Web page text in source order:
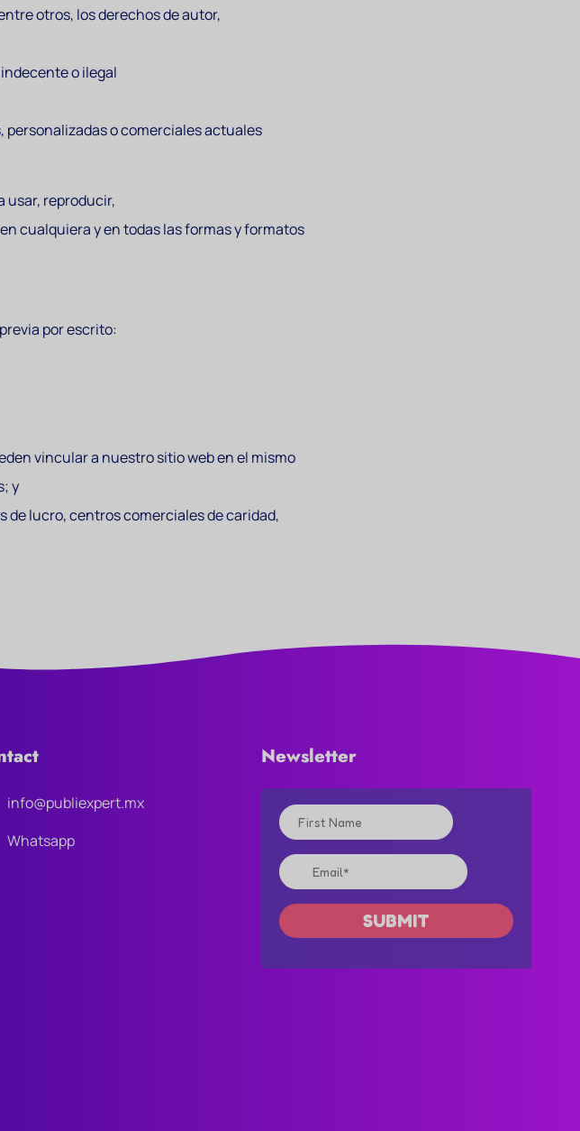
otros, los derechos de autor,
o ilegal
o comerciales actuales
usar, reproducir,
cualquiera y en todas las formas y formatos
por escrito:
vincular a nuestro sitio web en el mismo
y
de lucro, centros comerciales de caridad,
info@publiexpert.mx
Whatsapp
Newsletter